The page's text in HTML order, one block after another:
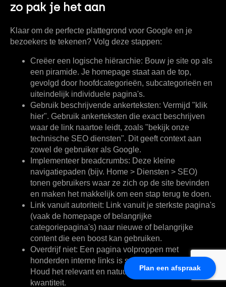
Plan een afspraak
zo pak je het aan
Klaar om de perfecte plattegrond voor Google en je
bezoekers te tekenen? Volg deze stappen:
Creëer een logische hiërarchie: Bouw je site op als
een piramide. Je homepage staat aan de top,
gevolgd door hoofdcategorieën, subcategorieën en
uiteindelijk individuele pagina's.
Gebruik beschrijvende ankerteksten: Vermijd "klik
hier". Gebruik ankerteksten die exact beschrijven
waar de link naartoe leidt, zoals "bekijk onze
technische SEO diensten". Dit geeft context aan
zowel de gebruiker als Google.
Implementeer breadcrumbs: Deze kleine
navigatiepaden (bijv. Home > Diensten > SEO)
tonen gebruikers waar ze zich op de site bevinden
en maken het makkelijk om een stap terug te doen.
Link vanuit autoriteit: Link vanuit je sterkste pagina's
(vaak de homepage of belangrijke
categoriepagina's) naar nieuwe of belangrijke
content die een boost kan gebruiken.
Overdrijf niet: Een pagina volproppen met
honderden interne links is spammy en verwarrend.
Houd het relevant en natuurlijk. Kwaliteit boven
kwantiteit.